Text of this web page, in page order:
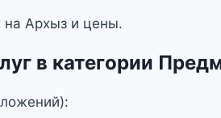
на Архыз и цены.
в категории